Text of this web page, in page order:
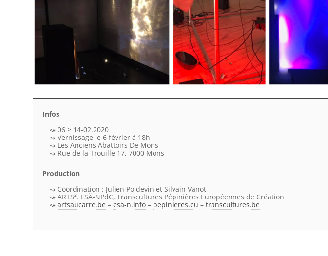
Infos
06 > 14-02.2020
Vernissage le 6 février à 18h
Les Anciens Abattoirs De Mons
Rue de la Trouille 17, 7000 Mons
Production
Coordination : Julien Poidevin et Silvain Vanot
ARTS², ESÄ-NPdC, Transcultures Pépinières Européennes de Création
artsaucarre.be –esa-n.info – pepinieres.eu –transcultures.be